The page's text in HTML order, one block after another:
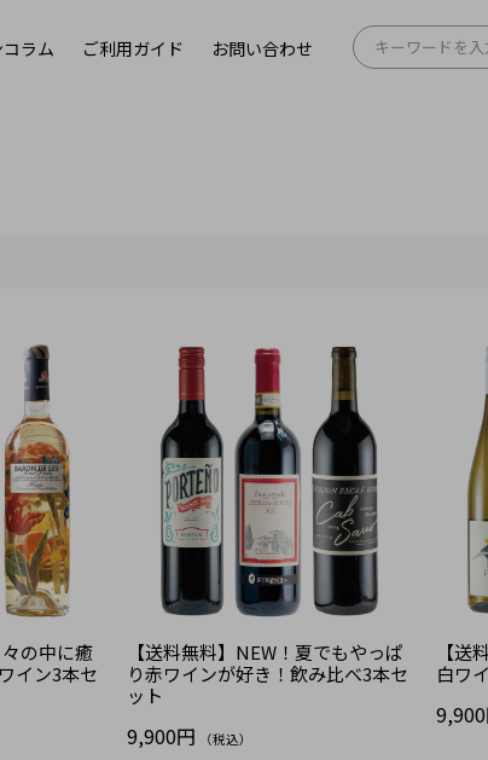
ラム ご利用ガイド お問い合わせ
々の中に癒
イン3本セ
【送料無料】NEW！夏でもやっぱ
り赤ワインが好き！飲み比べ3本セ
ット
9,900円 （税込）
【送
白ワ